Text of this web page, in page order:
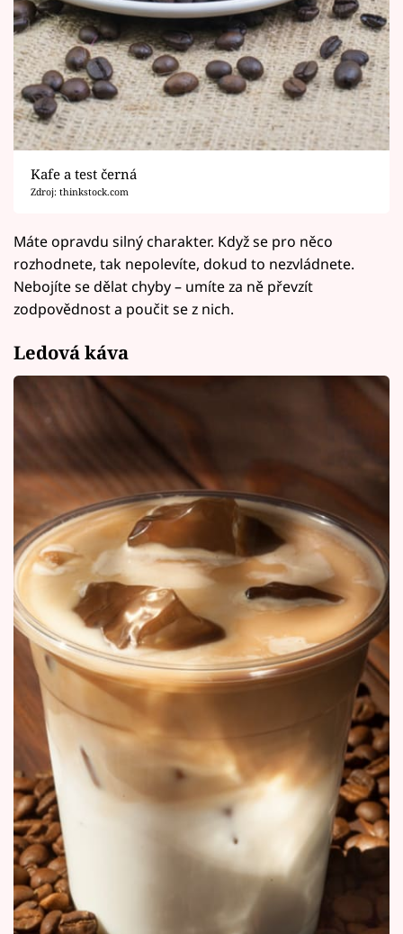
Kafe a test černá
Zdroj: thinkstock.com
Máte opravdu silný charakter. Když se pro něco
rozhodnete, tak nepolevíte, dokud to nezvládnete.
Nebojíte se dělat chyby – umíte za ně převzít
zodpovědnost a poučit se z nich.
Ledová káva